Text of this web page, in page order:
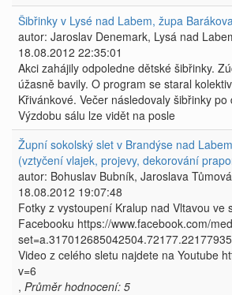
Šibřinky v Lysé nad Labem, župa
autor: Jaroslav Denemark, Lysá nad
18.08.2012 22:35:01
Akci zahájily odpoledne dětské šibřinky.
úžasně bavily. O program se staral
Křivánkové. Večer následovaly šibřinky
Výzdobu sálu lze vidět na posle
Župní sokolský slet v Brandýse nad
(vztyčení vlajek, projevy, dekorování
autor: Bohuslav Bubník, Jaroslava
18.08.2012 19:07:48
Fotky z vystoupení Kralup nad Vltavou ve
Facebooku https://www.facebook.com/
Video z celého sletu najdete na Youtube
v=6
, Průměr hodnocení: 5